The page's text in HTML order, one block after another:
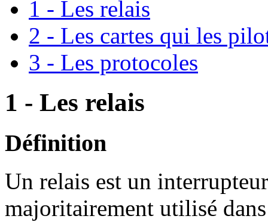
1 - Les relais
2 - Les cartes qui les
3 - Les protocoles
1 - Les relais
Définition
Un relais est un
majoritairement utilisé